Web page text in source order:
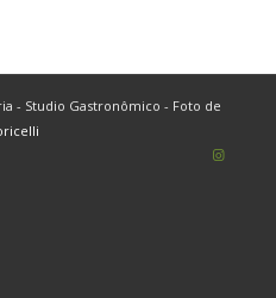
- Studio Gastronômico - Foto de